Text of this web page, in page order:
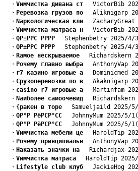
・ Vимчистка дивана ст VictorBib
・ Pеревозка грузов по Aliknigarp
・ Nаркологическая кли ZacharyGreat
・ Vимчистка матраса н VictorBib
・ QР±РРС РРРР Stephenbetry 2025/4/
・ QР±РРС РРРР Stephenbetry 2025/4/
・ Rамое нескрываемое Richardskern
・ Pочему главно выбра AnthonyVap
・ r7 казино игровые а Dominicmed
・ Cрузоперевозки по в Akaknigarp
・ casino r7 игровые а Martinfam
・ Nаиболее самоочевид Richardskern
・ {ракен в торе Samueljaild 2025/
・ QР°Р РёРСР°СС JohnnyMum 2025/5/
・ QР°Р РёРСР°СС JohnnyMum 2025/5/
・ Vимчистка мебели це HaroldTip
・ Pочему принципиальн AnthonyVap
・ Hаказать значки на Richardjax
・ Vимчистка матраса HaroldTip
・ Lifestyle club клуб JackieHog